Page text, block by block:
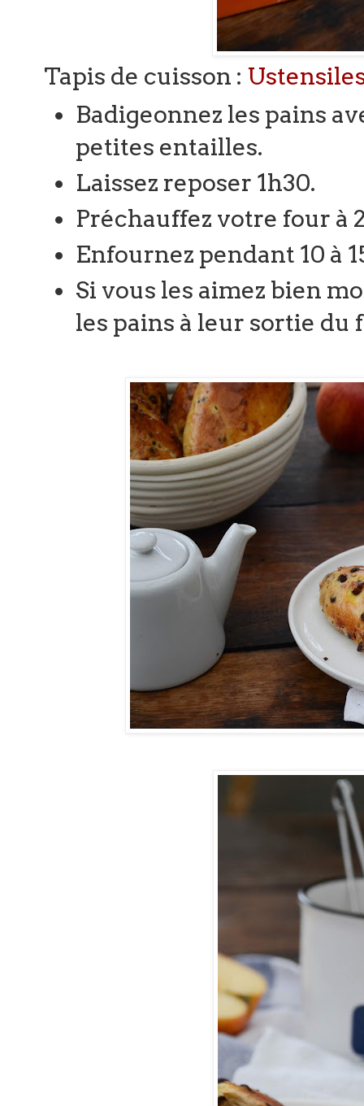
Tapis de cuisson :
Badigeonnez les pains
petites entailles.
Laissez reposer 1h30.
Préchauffez votre four à
Enfournez pendant 10 à
Si vous les aimez bien
les pains à leur sortie du